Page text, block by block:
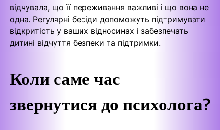
відчувала, що її переживання важливі і що вона не
одна. Регулярні бесіди допоможуть підтримувати
відкритість у ваших відносинах і забезпечать
дитині відчуття безпеки та підтримки.
Коли саме час
звернутися до психолога?